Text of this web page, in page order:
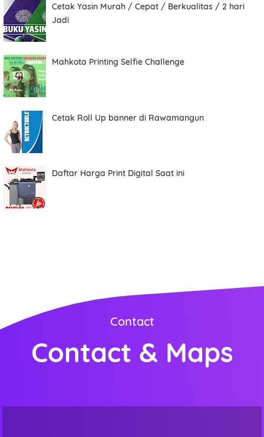
Cetak Yasin Murah / Cepat / Berkualitas / 2 hari
Jadi
Mahkota Printing Selfie Challenge
Cetak Roll Up banner di Rawamangun
Daftar Harga Print Digital Saat ini
Contact
Contact & Maps
Item Choices
Total
Date
Comment
ORDER NOW